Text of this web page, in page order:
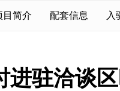
目简介 配套信息 入
驻洽谈